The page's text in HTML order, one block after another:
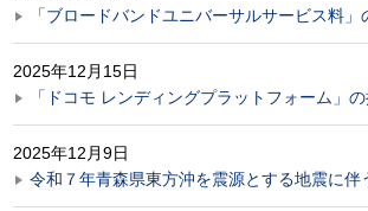
「ブロードバンドユニバーサルサービス料
2025年12月15日
「ドコモ レンディングプラットフォーム」
2025年12月9日
令和７年青森県東方沖を震源とする地震に伴